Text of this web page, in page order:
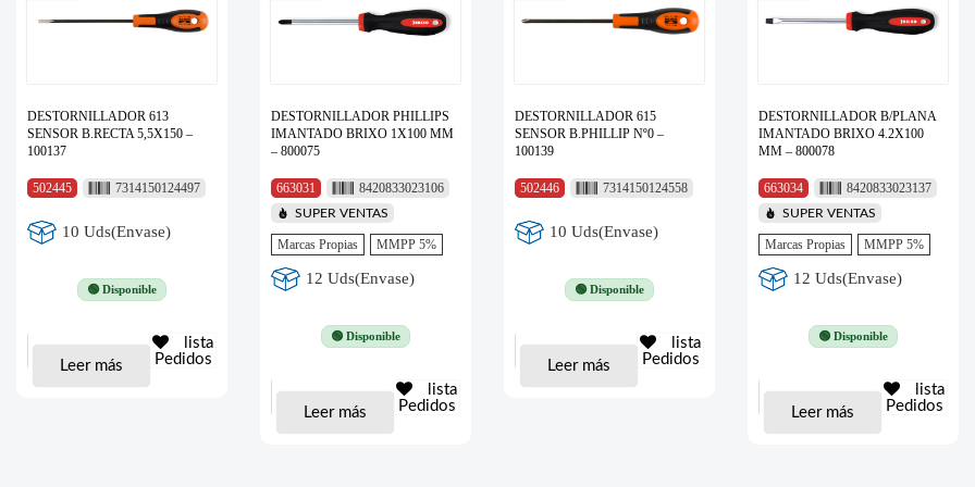
DESTORNILLADOR 613
SENSOR B.RECTA 5,5X150 –
100137
502445 7314150124497
10 Uds(Envase)
🟢 Disponible
Leer más
lista
Pedidos
DESTORNILLADOR PHILLIPS
IMANTADO BRIXO 1X100 MM
– 800075
663031 8420833023106
SUPER VENTAS
Marcas Propias MMPP 5%
12 Uds(Envase)
🟢 Disponible
Leer más
lista
Pedidos
DESTORNILLADOR 615
SENSOR B.PHILLIP Nº0 –
100139
502446 7314150124558
10 Uds(Envase)
🟢 Disponible
Leer más
lista
Pedidos
DESTORNILLADOR B/PLANA
IMANTADO BRIXO 4.2X100
MM – 800078
663034 8420833023137
SUPER VENTAS
Marcas Propias MMPP 5%
12 Uds(Envase)
🟢 Disponible
Leer más
lista
Pedidos